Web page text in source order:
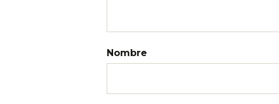
Nombre